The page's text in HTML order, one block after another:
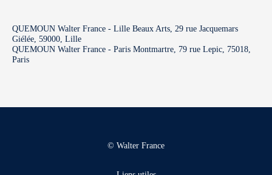
QUEMOUN Walter France - Lille Beaux Arts, 29 rue Jacquemars
Giélée, 59000, Lille
QUEMOUN Walter France - Paris Montmartre, 79 rue Lepic, 75018,
Paris
© Walter France